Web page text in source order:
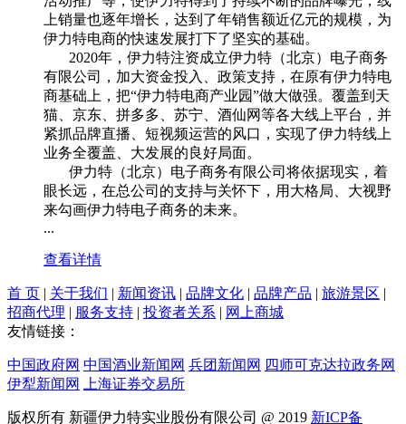
上销量也逐年增长，达到了年销售额近亿元的规模，为
伊力特电商的快速发展打下了坚实的基础。
2020年，伊力特注资成立伊力特（北京）电子商务
有限公司，加大资金投入、政策支持，在原有伊力特电
商基础上，把“伊力特电商产业园”做大做强。覆盖到天
猫、京东、拼多多、苏宁、酒仙网等各大线上平台，并
紧抓品牌直播、短视频运营的风口，实现了伊力特线上
业务全覆盖、大发展的良好局面。
伊力特（北京）电子商务有限公司将依据现实，着
眼长远，在总公司的支持与关怀下，用大格局、大视野
来勾画伊力特电子商务的未来。
...
查看详情
首 页 | 关于我们 | 新闻资讯 | 品牌文化 | 品牌产品 | 旅游景区 |
招商代理 | 服务支持 | 投资者关系 | 网上商城
友情链接：
中国政府网 中国酒业新闻网 兵团新闻网 四师可克达拉政务网
伊犁新闻网
上海证券交易所
版权所有 新疆伊力特实业股份有限公司 @ 2019 新ICP备